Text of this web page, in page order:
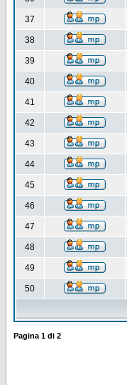
37
38
39
40
41
42
43
44
45
46
47
48
49
50
Pagina 1 di 2